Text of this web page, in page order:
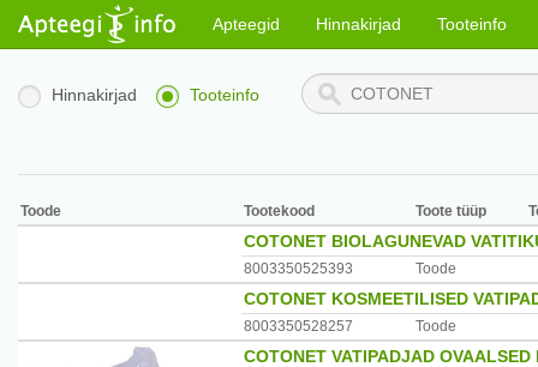
Apteegid Hinnakirjad Tooteinfo
Hinnakirjad Tooteinfo
Toode Tootekood Toote tüüp
COTONET BIOLAGUNEVAD
8003350525393 Toode
COTONET KOSMEETILISED
8003350528257 Toode
COTONET VATIPADJAD OVAALSED